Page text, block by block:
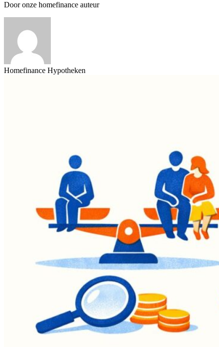
Door onze homefinance auteur
Homefinance Hypotheken